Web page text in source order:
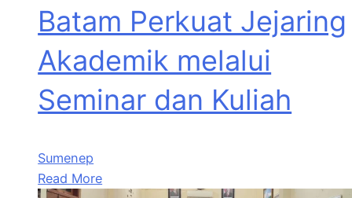
Batam Perkuat Jejaring
Akademik melalui
Seminar dan Kuliah
Sumenep
Read More